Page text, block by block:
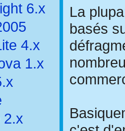
6.x
4.x
1.x
2.x
La
basés